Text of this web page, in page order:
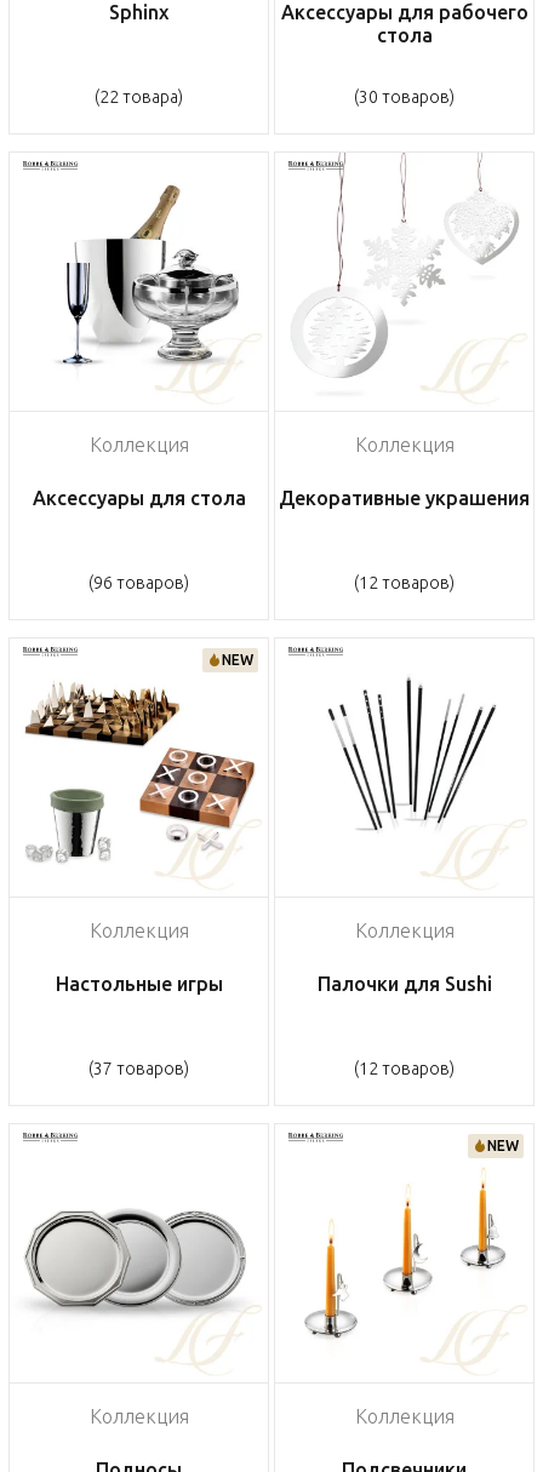
Sphinx
(22 товара)
Аксессуары для рабочего
стола
(30 товаров)
Коллекция
Аксессуары для стола
(96 товаров)
Коллекция
Декоративные украшения
(12 товаров)
NEW
Коллекция
Настольные игры
(37 товаров)
Коллекция
Палочки для Sushi
(12 товаров)
Коллекция
NEW
Коллекция